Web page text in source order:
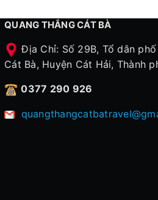
QUANG THẮNG CÁT BÀ
Địa Chỉ: Số 29B, Tổ dân
Cát Bà, Huyện Cát Hải, Thành
0377 290 926